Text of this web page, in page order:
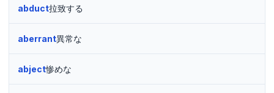
abduct拉致する
aberrant異常な
abject惨めな